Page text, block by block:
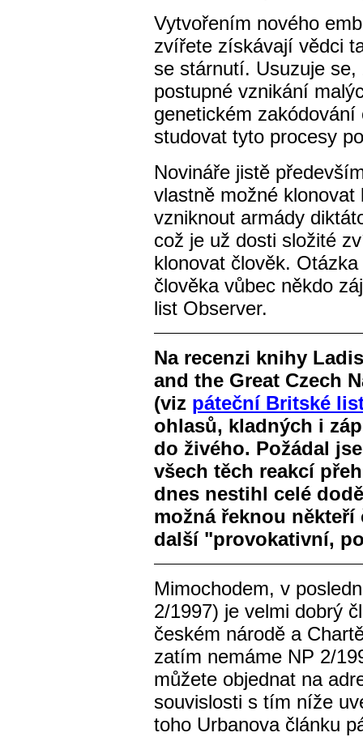
Vytvořením nového
zvířete získávají vědci
se stárnutí. Usuzuje
postupné vznikání
genetickém
studovat tyto procesy
Novináře jistě
vlastně možné
vzniknout armády
což je už dosti složité
klonovat člověk.
člověka vůbec někdo
list Observer.
Na recenzi knihy
and the Great Czech
(viz páteční Britské
ohlasů, kladných i
do živého. Požádal
všech těch reakcí
dnes nestihl celé
možná řeknou
další "provokativní,
Mimochodem, v
2/1997) je velmi dobrý
českém národě a
zatím nemáme NP 2/
můžete objednat na
souvislosti s tím níže
toho Urbanova článku